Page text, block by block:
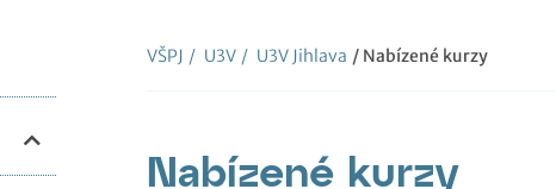
VŠPJ / U3V / U3V Jihlava / Nabízené kurzy
Nabízené kurzy